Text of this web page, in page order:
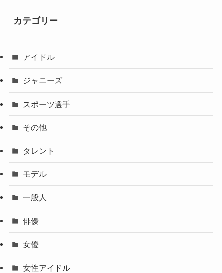
カテゴリー
アイドル
ジャニーズ
スポーツ選手
その他
タレント
モデル
一般人
俳優
女優
女性アイドル